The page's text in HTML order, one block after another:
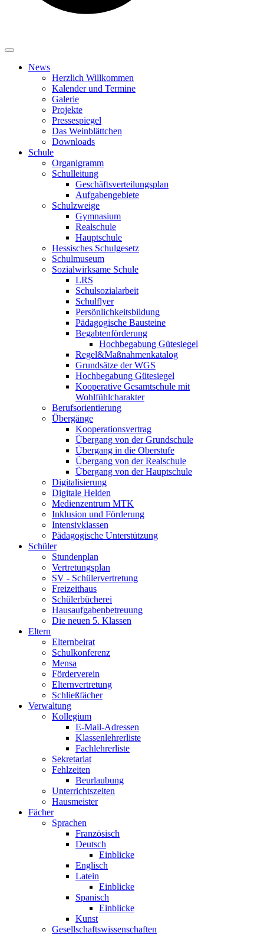
News
Herzlich Willkommen
Kalender und Termine
Galerie
Projekte
Pressespiegel
Das Weinblättchen
Downloads
Schule
Organigramm
Schulleitung
Geschäftsverteilungsplan
Aufgabengebiete
Schulzweige
Gymnasium
Realschule
Hauptschule
Hessisches Schulgesetz
Schulmuseum
Sozialwirksame Schule
LRS
Schulsozialarbeit
Schulflyer
Persönlichkeitsbildung
Pädagogische Bausteine
Begabtenförderung
Hochbegabung Gütesiegel
Regel&Maßnahmenkatalog
Grundsätze der WGS
Hochbegabung Gütesiegel
Kooperative Gesamtschule mit
Wohlfühlcharakter
Berufsorientierung
Übergänge
Kooperationsvertrag
Übergang von der Grundschule
Übergang in die Oberstufe
Übergang von der Realschule
Übergang von der Hauptschule
Digitalisierung
Digitale Helden
Medienzentrum MTK
Inklusion und Förderung
Intensivklassen
Pädagogische Unterstützung
Schüler
Stundenplan
Vertretungsplan
SV - Schülervertretung
Freizeithaus
Schülerbücherei
Hausaufgabenbetreuung
Die neuen 5. Klassen
Eltern
Elternbeirat
Schulkonferenz
Mensa
Förderverein
Elternvertretung
Schließfächer
Verwaltung
Kollegium
E-Mail-Adressen
Klassenlehrerliste
Fachlehrerliste
Sekretariat
Fehlzeiten
Beurlaubung
Unterrichtszeiten
Hausmeister
Fächer
Sprachen
Französisch
Deutsch
Einblicke
Englisch
Latein
Einblicke
Spanisch
Einblicke
Kunst
Gesellschaftswissenschaften